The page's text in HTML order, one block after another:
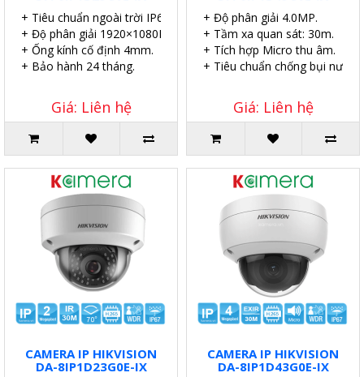
+ Tiêu chuẩn ngoài trời IP67.
+ Độ phân giải 1920×1080P.
+ Ống kính cố định 4mm.
+ Bảo hành 24 tháng.
Giá: Liên hệ
+ Độ phân giải 4.0MP.
+ Tầm xa quan sát: 30m.
+ Tích hợp Micro thu âm.
+ Tiêu chuẩn chống bụi nước
Giá: Liên hệ
CAMERA IP HIKVISION
DA-8IP1D23G0E-IX
CAMERA IP HIKVISION
DA-8IP1D43G0E-IX